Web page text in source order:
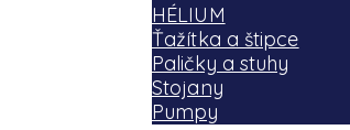
HÉLIUM
Ťažítka a štipce
Paličky a stuhy
Stojany
Pumpy